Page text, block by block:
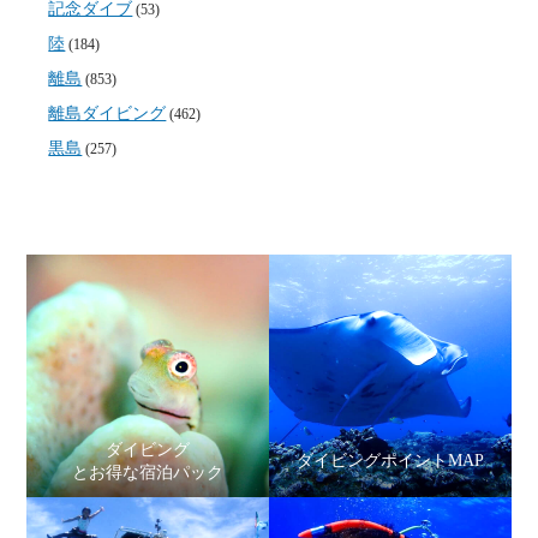
記念ダイブ (53)
陸 (184)
離島 (853)
離島ダイビング (462)
黒島 (257)
ダイビング
とお得な宿泊パック
ダイビングポイントMAP